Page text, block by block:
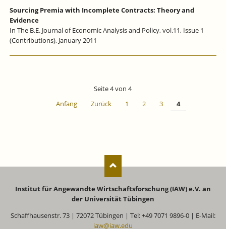
Sourcing Premia with Incomplete Contracts: Theory and
Evidence
In The B.E. Journal of Economic Analysis and Policy, vol.11, Issue 1
(Contributions), January 2011
Seite 4 von 4
Anfang
Zurück 1 2 3 4
Institut für Angewandte Wirtschaftsforschung (IAW) e.V. an
der Universität Tübingen
Schaffhausenstr. 73 | 72072 Tübingen | Tel: +49 7071 9896-0 | E-Mail:
iaw@iaw.edu